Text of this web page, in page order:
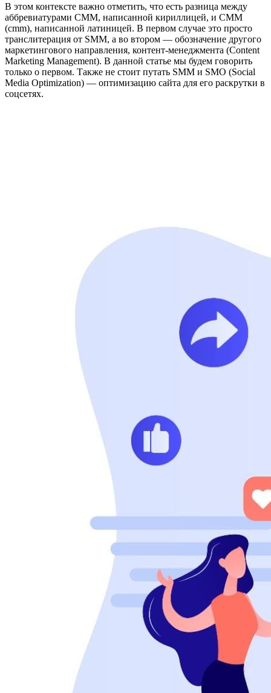
В этом контексте важно отметить, что есть разница между
аббревиатурами СММ, написанной кириллицей, и CMM
(cmm), написанной латиницей. В первом случае это просто
транслитерация от SMM, а во втором — обозначение другого
маркетингового направления, контент-менеджмента (Content
Marketing Management). В данной статье мы будем говорить
только о первом. Также не стоит путать SMM и SMO (Social
Media Optimization) — оптимизацию сайта для его раскрутки в
соцсетях.